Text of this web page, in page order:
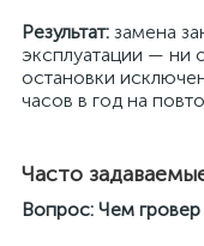
Результат: замена
эксплуатации — ни
остановки
часов в год на
Часто
Вопрос: Чем гровер